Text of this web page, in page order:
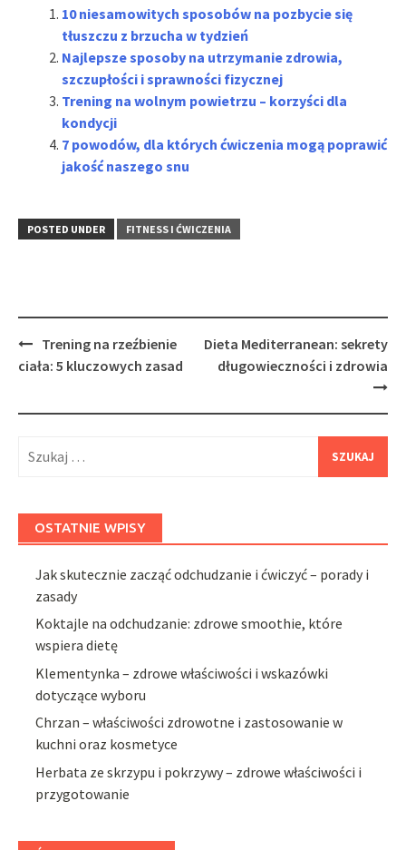
10 niesamowitych sposobów na pozbycie się
tłuszczu z brzucha w tydzień
Najlepsze sposoby na utrzymanie zdrowia,
szczupłości i sprawności fizycznej
Trening na wolnym powietrzu – korzyści dla
kondycji
7 powodów, dla których ćwiczenia mogą poprawić
jakość naszego snu
POSTED UNDER FITNESS I ĆWICZENIA
Post
navigation
Trening na rzeźbienie
ciała: 5 kluczowych zasad
Dieta Mediterranean: sekrety
długowieczności i zdrowia
OSTATNIE WPISY
Jak skutecznie zacząć odchudzanie i ćwiczyć – porady i
zasady
Koktajle na odchudzanie: zdrowe smoothie, które
wspiera dietę
Klementynka – zdrowe właściwości i wskazówki
dotyczące wyboru
Chrzan – właściwości zdrowotne i zastosowanie w
kuchni oraz kosmetyce
Herbata ze skrzypu i pokrzywy – zdrowe właściwości i
przygotowanie